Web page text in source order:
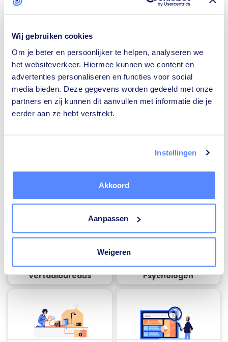
Wij gebruiken cookies
Om je beter en persoonlijker te helpen, analyseren we
het websiteverkeer. Hiermee kunnen we content en
advertenties personaliseren en functies voor social
media bieden. Deze gegevens worden gedeeld met onze
partners en zij kunnen dit aanvullen met informatie die je
eerder aan ze hebt verstrekt.
Instellingen
Akkoord
Aanpassen
Weigeren
Isolatiebedrijven Rijscholen
Relatietherapeuten Tekstschrijvers
Vertaalbureaus Psychologen